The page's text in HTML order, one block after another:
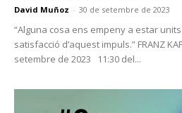
David Muñoz - 30 de setembre de 2023
“Alguna cosa ens empeny a estar
satisfacció d’aquest impuls.” FRANZ
setembre de 2023 11:30 del...